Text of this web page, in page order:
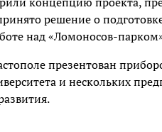
решение о
над «Ломоносов-
презентован
и нескольких